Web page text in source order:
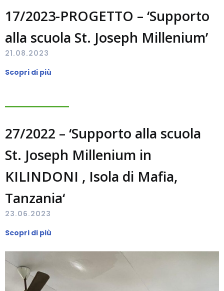
17/2023-PROGETTO – ‘Supporto
alla scuola St. Joseph Millenium’
21.08.2023
Scopri di più
27/2022 – ‘Supporto alla scuola
St. Joseph Millenium in
KILINDONI , Isola di Mafia,
Tanzania‘
23.06.2023
Scopri di più